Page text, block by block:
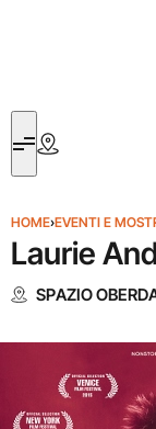
HOME›EVENTI E
Laurie
SPAZIO